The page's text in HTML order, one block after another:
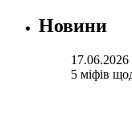
Новини
17.06.2026
5 міфів